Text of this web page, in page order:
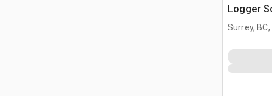
Logger
Surrey, BC,